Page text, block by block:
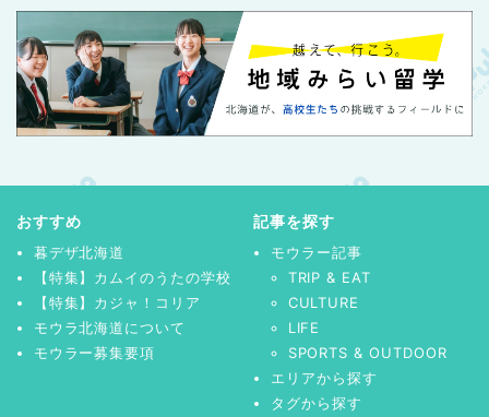
おすすめ
暮デザ北海道
【特集】カムイのうたの学校
【特集】カジャ！コリア
モウラ北海道について
モウラー募集要項
記事を探す
モウラー記事
TRIP & EAT
CULTURE
LIFE
SPORTS & OUTDOOR
エリアから探す
タグから探す